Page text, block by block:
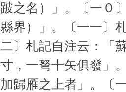
跛之名）」。〔一０
縣界）」。〔一一〕
二〕札記自注云：「
寸，一弩十矢俱發」
加歸雁之上者」。〔